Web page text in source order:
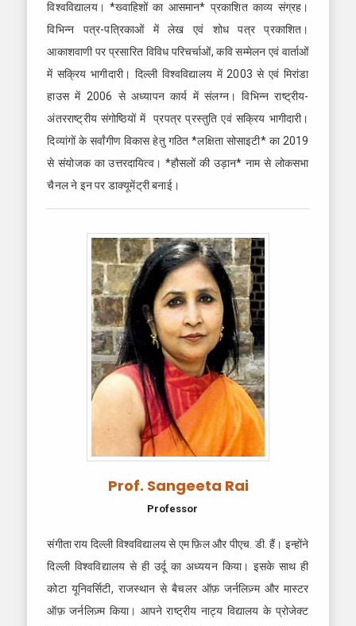
विश्वविद्यालय। *ख्वाहिशों का आसमान* प्रकाशित काव्य संग्रह।
विभिन्न पत्र-पत्रिकाओं में लेख एवं शोध पत्र प्रकाशित।
आकाशवाणी पर प्रसारित विविध परिचर्चाओं, कवि सम्मेलन एवं वार्ताओं
में सक्रिय भागीदारी। दिल्ली विश्वविद्यालय में 2003 से एवं मिरांडा
हाउस में 2006 से अध्यापन कार्य में संलग्न। विभिन्न राष्ट्रीय-
अंतरराष्ट्रीय संगोष्ठियों में प्रपत्र प्रस्तुति एवं सक्रिय भागीदारी।
दिव्यांगों के सर्वांगीण विकास हेतु गठित *लक्षिता सोसाइटी* का 2019
से संयोजक का उत्तरदायित्व। *हौसलों की उड़ान* नाम से लोकसभा
चैनल ने इन पर डाक्यूमेंट्री बनाई।
Prof. Sangeeta Rai
Professor
संगीता राय दिल्ली विश्वविद्यालय से एम फ़िल और पीएच. डी. हैं। इन्होंने
दिल्ली विश्वविद्यालय से ही उर्दू का अध्ययन किया। इसके साथ ही
कोटा यूनिवर्सिटी, राजस्थान से बैचलर ऑफ़ जर्नलिज़्म और मास्टर
ऑफ़ जर्नलिज़्म किया। आपने राष्ट्रीय नाट्य विद्यालय के प्रोजेक्ट